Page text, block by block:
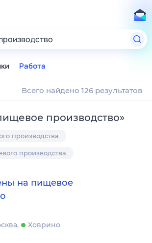
Работа
Всего найдено 126 результатов
производство»
производства
производства
на пищевое
Ховрино